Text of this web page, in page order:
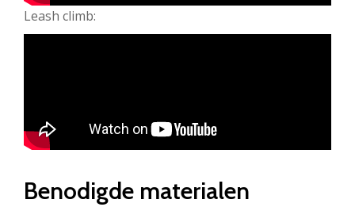
Leash climb:
Benodigde materialen